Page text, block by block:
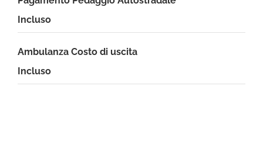
Incluso
Ambulanza Costo di uscita
Incluso